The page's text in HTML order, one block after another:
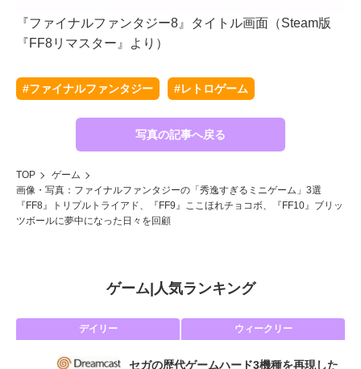
『ファイナルファンタジー8』タイトル画面（Steam版
『FF8リマスター』より）
#ファイナルファンタジー #レトロゲーム
写真の記事へ戻る
TOP
ゲーム
画像・写真：ファイナルファンタジーの「秀逸すぎるミニゲーム」3選
『FF8』トリプルトライアド、『FF9』ここほれチョコボ、『FF10』ブリッ
ツボールに夢中になった日々を回顧
ゲーム| 人気ランキング
デイリー ウィークリー
セガの歴代ゲームハード3機種を再現した